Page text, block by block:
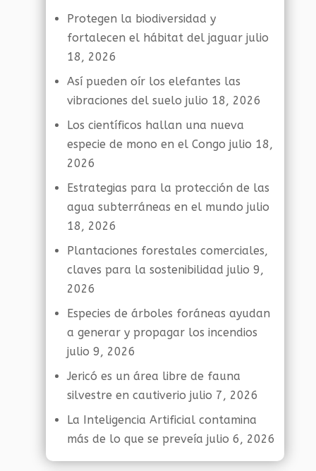
Protegen la biodiversidad y
fortalecen el hábitat del jaguar julio
18, 2026
Así pueden oír los elefantes las
vibraciones del suelo julio 18, 2026
Los científicos hallan una nueva
especie de mono en el Congo julio 18,
2026
Estrategias para la protección de las
agua subterráneas en el mundo julio
18, 2026
Plantaciones forestales comerciales,
claves para la sostenibilidad julio 9,
2026
Especies de árboles foráneas ayudan
a generar y propagar los incendios
julio 9, 2026
Jericó es un área libre de fauna
silvestre en cautiverio julio 7, 2026
La Inteligencia Artificial contamina
más de lo que se preveía julio 6, 2026